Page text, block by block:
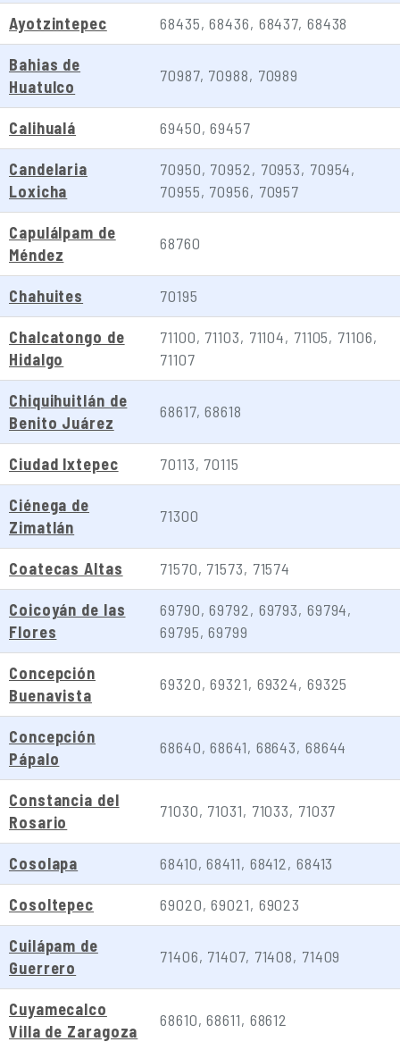
Ayotzintepec 68435, 68436, 68437, 68438
Bahias de
Huatulco
70987, 70988, 70989
Calihualá 69450, 69457
Candelaria
Loxicha
70950, 70952, 70953, 70954,
70955, 70956, 70957
Capulálpam de
Méndez
68760
Chahuites 70195
Chalcatongo de
Hidalgo
71100, 71103, 71104, 71105, 71106,
71107
Chiquihuitlán de
Benito Juárez
68617, 68618
Ciudad Ixtepec 70113, 70115
Ciénega de
Zimatlán
71300
Coatecas Altas 71570, 71573, 71574
Coicoyán de las
Flores
69790, 69792, 69793, 69794,
69795, 69799
Concepción
Buenavista
69320, 69321, 69324, 69325
Concepción
Pápalo
68640, 68641, 68643, 68644
Constancia del
Rosario
71030, 71031, 71033, 71037
Cosolapa 68410, 68411, 68412, 68413
Cosoltepec 69020, 69021, 69023
Cuilápam de
Guerrero
71406, 71407, 71408, 71409
Cuyamecalco
Villa de Zaragoza
68610, 68611, 68612